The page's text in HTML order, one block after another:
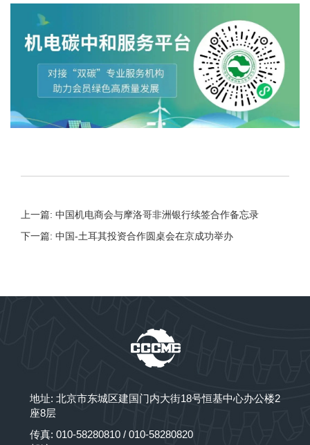
上一篇: 中国机电商会与摩洛哥非洲银行续签合作备忘录
下一篇: 中国-土耳其投资合作圆桌会在京成功举办
地址: 北京市东城区建国门内大街18号恒基中心办公楼2
座8层
传真: 010-58280810 / 010-58280820